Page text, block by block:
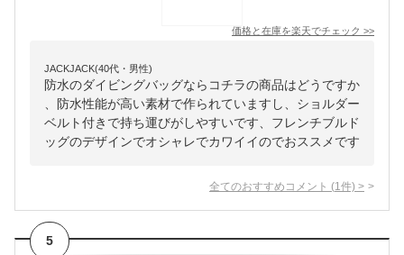
価格と在庫を楽天でチェック >>
JACKJACK(40代・男性)
防水のダイビングバッグならコチラの商品はどうですか
、防水性能が高い素材で作られていますし、ショルダー
ベルト付きで持ち運びがしやすいです、フレンチブルド
ッグのデザインでオシャレでカワイイのでおススメです
全てのおすすめコメント (1 件) >
5